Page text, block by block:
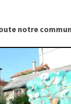
notre